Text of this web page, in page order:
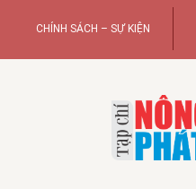
CHÍNH SÁCH – SỰ KIỆN